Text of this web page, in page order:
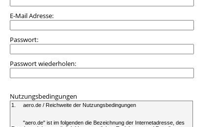
E-Mail Adresse:
Passwort:
Passwort wiederholen:
Nutzungsbedingungen